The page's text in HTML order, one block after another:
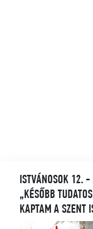
ISTVÁNOSOK 12. -
„KÉSŐBB
KAPTAM A SZENT